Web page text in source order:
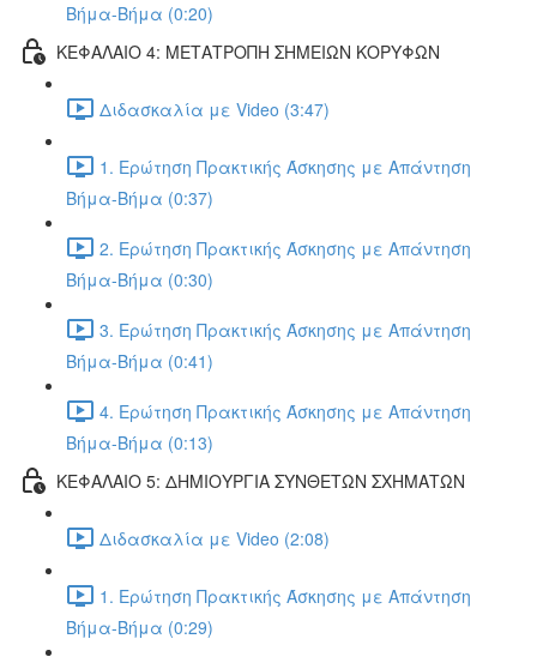
Βήμα-Βήμα (0:20)
ΚΕΦΑΛΑΙΟ 4: ΜΕΤΑΤΡΟΠΗ ΣΗΜΕΙΩΝ ΚΟΡΥΦΩΝ
Διδασκαλία με Video (3:47)
1. Ερώτηση Πρακτικής Άσκησης με Απάντηση
Βήμα-Βήμα (0:37)
2. Ερώτηση Πρακτικής Άσκησης με Απάντηση
Βήμα-Βήμα (0:30)
3. Ερώτηση Πρακτικής Άσκησης με Απάντηση
Βήμα-Βήμα (0:41)
4. Ερώτηση Πρακτικής Άσκησης με Απάντηση
Βήμα-Βήμα (0:13)
ΚΕΦΑΛΑΙΟ 5: ΔΗΜΙΟΥΡΓΙΑ ΣΥΝΘΕΤΩΝ ΣΧΗΜΑΤΩΝ
Διδασκαλία με Video (2:08)
1. Ερώτηση Πρακτικής Άσκησης με Απάντηση
Βήμα-Βήμα (0:29)